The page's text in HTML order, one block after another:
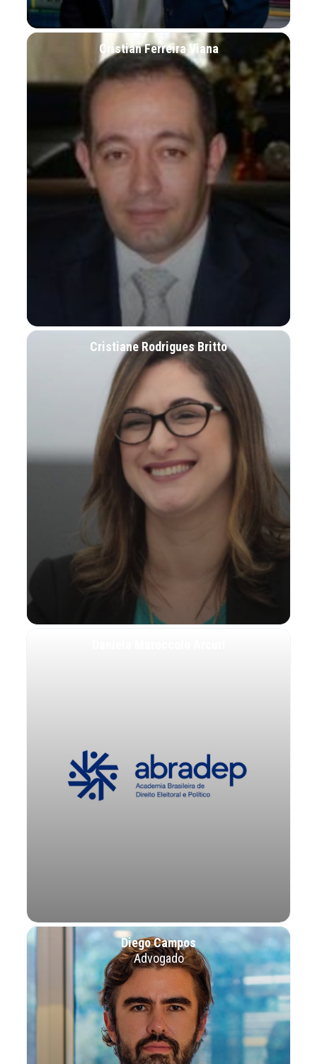
Cristian Ferreira Viana
Cristiane Rodrigues Britto
Diego Campos
Advogado